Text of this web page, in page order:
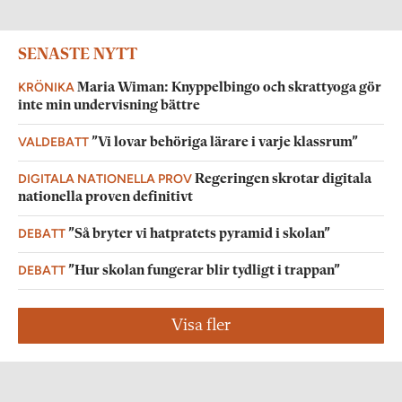
SENASTE NYTT
KRÖNIKA Maria Wiman: Knyppelbingo och skrattyoga gör
inte min undervisning bättre
VALDEBATT”Vi lovar behöriga lärare i varje klassrum”
DIGITALA NATIONELLA PROVRegeringen skrotar digitala
nationella proven definitivt
DEBATT”Så bryter vi hatpratets pyramid i skolan”
DEBATT”Hur skolan fungerar blir tydligt i trappan”
Visa fler